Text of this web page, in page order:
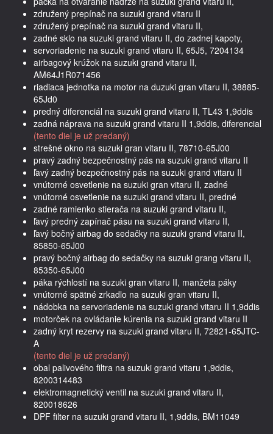
združený prepínač na suzuki grand vitaru II
združený prepínač na suzuki grand vitaru II,
zadné sklo na suzuki grand vitaru II, do zadnej kapoty,
servoriadenie na suzuki grand vitaru II, 65J5, 7204134
airbagový krúžok na suzuki grand vitaru II,
AM64J1R071456
riadiaca jednotka na motor na duzuki gran vitaru II, 38885-
65Jd0
predný diferenciál na suzuki grand vitaru II, TL43 1,9ddis
zadná náprava na suzuki grand vitaru II 1,9ddis, diferencial
(tento diel je už predaný)
strešné okno na suzuki gran vitaru II, 78710-65J00
pravý zadný bezpečnostný pás na suzuki grand vitaru II
ľavý zadný bezpečnostný pás na suzuki grand vitaru II
vnútorné osvetlenie na suzuki gran vitaru II, zadné
vnútorné osvetlenie na suzuki grand vitaru II, predné
zadné ramienko stierača na suzuki grand vitaru II,
ľavý predný zapínač pásu na suzuki grand vitaru II,
ľavý bočný airbag do sedačky na suzuki grand vitaru II,
85850-65J00
pravý bočný airbag do sedačky na suzuki grang vitaru II,
85350-65J00
páka rýchlostí na suzuki gran vitaru II, manžeta páky
vnútorné spätné zrkadlo na suzuki gran vitaru II,
nádobka na servoriadenie na suzuki grand vitaru II 1,9ddis
motorček na ovládanie kúrenia na suzuki grand vitaru II
zadný kryt rezervy na suzuki grand vitaru II, 72821-65JTC-
A
(tento diel je už predaný)
obal palivového filtra na suzuki grand vitaru 1,9ddis,
8200314483
elektromagnetický ventil na suzuki grand vitaru II,
820018626
DPF filter na suzuki grand vitaru II, 1,9ddis, BM11049